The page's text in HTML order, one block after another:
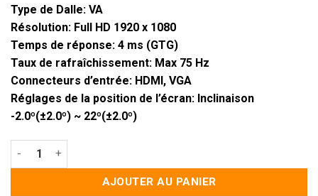
Type de Dalle: VA
Résolution: Full HD 1920 x 1080
Temps de réponse: 4 ms (GTG)
Taux de rafraîchissement: Max 75 Hz
Connecteurs d’entrée: HDMI, VGA
Réglages de la position de l’écran: Inclinaison
-2.0º(±2.0º) ~ 22º(±2.0º)
quantité de Écran 24" Samsung Essential Curved S3
AJOUTER AU PANIER